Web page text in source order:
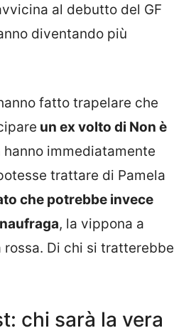
al debutto del GF
diventando più
fatto trapelare che
un ex volto di Non è
immediatamente
trattare di Pamela
che potrebbe invece
, la vippona a
Di chi si tratterebbe
chi sarà la vera